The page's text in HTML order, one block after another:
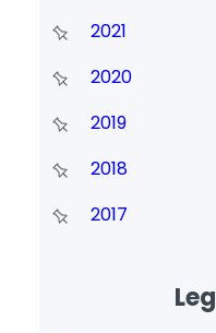
2021
2020
2019
2018
2017